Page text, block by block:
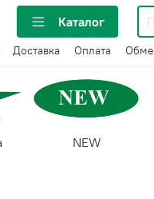
Каталог
Доставка Оплата
NEW